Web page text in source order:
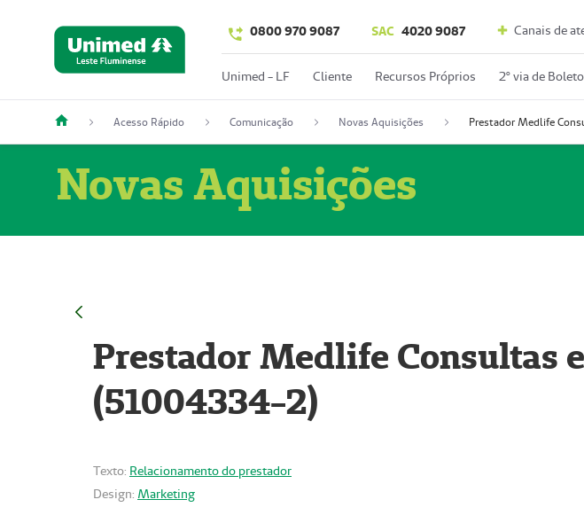
0800 970 9087 SAC 4020 9087 Canais de
Unimed - LF Cliente Recursos Próprios 2º via de Boleto
Acesso Rápido Comunicação Novas Aquisições
Novas Aquisições
Prestador Medlife Consultas
(51004334-2)
Texto: Relacionamento do prestador
Design: Marketing